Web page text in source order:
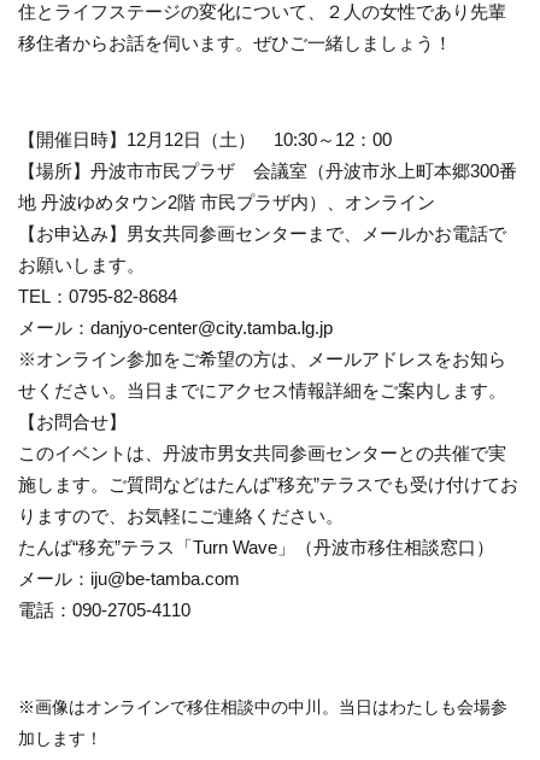
住とライフステージの変化について、２人の女性であり先輩
移住者からお話を伺います。ぜひご一緒しましょう！
【開催日時】12月12日（土） 10:30～12：00
【場所】丹波市市民プラザ 会議室（丹波市氷上町本郷300番
地 丹波ゆめタウン2階 市民プラザ内）、オンライン
【お申込み】男女共同参画センターまで、メールかお電話で
お願いします。
TEL：0795-82-8684
メール：danjyo-center@city.tamba.lg.jp
※オンライン参加をご希望の方は、メールアドレスをお知ら
せください。当日までにアクセス情報詳細をご案内します。
【お問合せ】
このイベントは、丹波市男女共同参画センターとの共催で実
施します。ご質問などはたんば”移充”テラスでも受け付けてお
りますので、お気軽にご連絡ください。
たんば“移充”テラス「Turn Wave」（丹波市移住相談窓口）
メール：iju@be-tamba.com
電話：090-2705-4110
※画像はオンラインで移住相談中の中川。当日はわたしも会場参
加します！